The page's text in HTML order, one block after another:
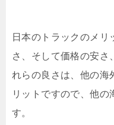
日本のトラックのメリ
さ、そして価格の安さ
れらの良さは、他の海
リットですので、他の
す。